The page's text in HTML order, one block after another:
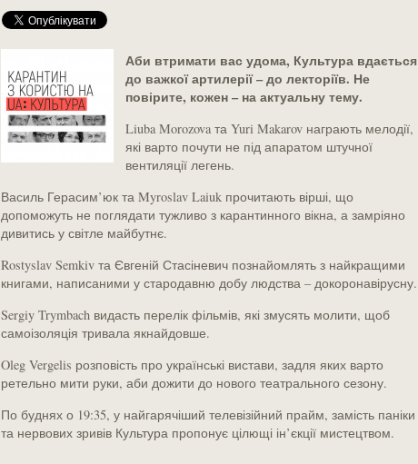
Аби втримати вас удома, Культура вдається
до важкої артилерії – до лекторіїв. Не
повірите, кожен – на актуальну тему.
Liuba Morozova та Yuri Makarov награють мелодії,
які варто почути не під апаратом штучної
вентиляції легень.
Василь Герасим’юк та Myroslav Laiuk прочитають вірші, що
допоможуть не поглядати тужливо з карантинного вікна, а замріяно
дивитись у світле майбутнє.
Rostyslav Semkiv та Євгеній Стасіневич познайомлять з найкращими
книгами, написаними у стародавню добу людства – докоронавірусну.
Sergiy Trymbach видасть перелік фільмів, які змусять молити, щоб
самоізоляція тривала якнайдовше.
Oleg Vergelis розповість про українські вистави, задля яких варто
ретельно мити руки, аби дожити до нового театрального сезону.
По буднях о 19:35, у найгарячіший телевізійний прайм, замість паніки
та нервових зривів Культура пропонує цілющі ін’єкції мистецтвом.